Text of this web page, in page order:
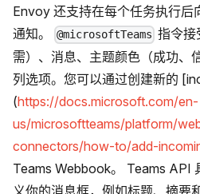
Envoy 还支持在每个任务执行后
通知。
@microsoftTeams 指令接
需）、消息、主题颜色（成功、
列选项。您可以通过创建新的
(https://docs.microsoft.com/en-
us/microsoftteams/platform/
connectors/how-to/add-
Teams Webbook。 Teams API
义你的消息框，例如标题、摘要